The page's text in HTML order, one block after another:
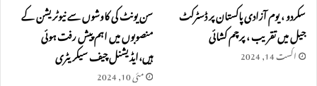
سکردو ، یوم آزادی پاکستان پر ڈسٹرکٹ
جیل میں تقریب ، پرچم کشائی
اگست 14, 2024
سن یونٹ کی کاوشوں سے نیوٹریشن کے
منصوبوں میں اہم پیش رفت ہوئی
ہیں،ایڈیشنل چیف سیکریٹری
مئی 10, 2024